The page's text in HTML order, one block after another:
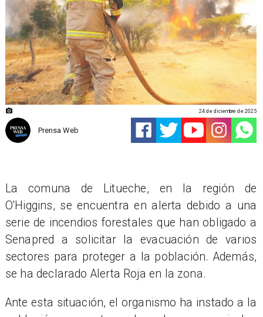
Prensa Web
24 de diciembre de 2025
La comuna de Litueche, en la región de
O'Higgins, se encuentra en alerta debido a una
serie de incendios forestales que han obligado a
Senapred a solicitar la evacuación de varios
sectores para proteger a la población. Además,
se ha declarado Alerta Roja en la zona.
Ante esta situación, el organismo ha instado a la